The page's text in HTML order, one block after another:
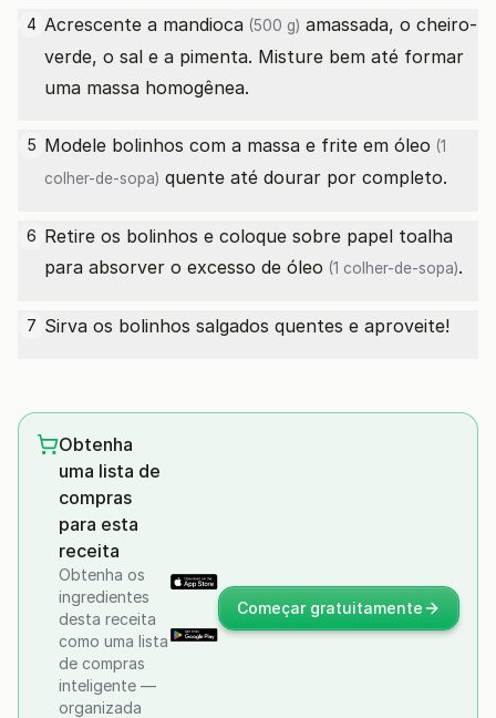
4 Acrescente a mandioca (500 g) amassada, o cheiro-
verde, o sal e a pimenta. Misture bem até formar
uma massa homogênea.
5 Modele bolinhos com a massa e frite em óleo (1
colher-de-sopa) quente até dourar por completo.
6 Retire os bolinhos e coloque sobre papel toalha
para absorver o excesso de óleo (1 colher-de-sopa).
7 Sirva os bolinhos salgados quentes e aproveite!
Obtenha
uma lista de
compras
para esta
receita
Obtenha os
ingredientes
desta receita
como uma lista
de compras
inteligente —
organizada
Começar gratuitamente